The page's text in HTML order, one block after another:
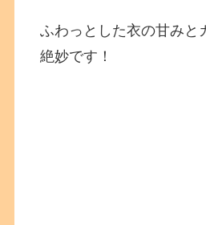
ふわっとした衣の甘みと
絶妙です！